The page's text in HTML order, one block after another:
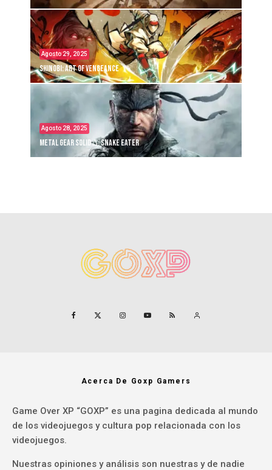
Agosto 29, 2025
Shinobi: Art of Vengeance
Agosto 28, 2025
Metal Gear Solid Δ: Snake Eater
Acerca De Goxp Gamers
Game Over XP “GOXP” es una pagina dedicada al mundo
de los videojuegos y cultura pop relacionada con los
videojuegos.
Nuestras opiniones y análisis son nuestras y de nadie